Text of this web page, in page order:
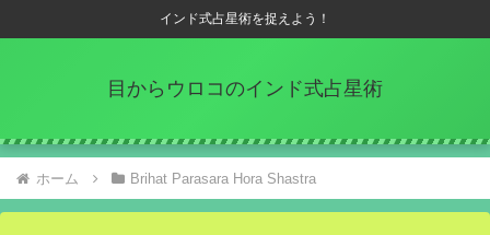
インド式占星術を捉えよう！
目からウロコのインド式占星術
ホーム Brihat Parasara Hora Shastra